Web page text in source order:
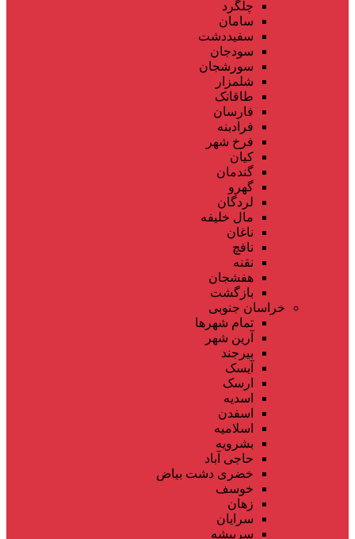
چلگرد
سامان
سفیددشت
سودجان
سورشجان
شلمزار
طاقانک
فارسان
فرادبنه
فرخ شهر
کیان
گندمان
گهرو
لردگان
مال خلیفه
ناغان
نافچ
نقنه
هفشجان
بازگشت
خراسان جنوبی
تمام شهر‌ها
آرین شهر
بیرجند
آیسک
ارسک
اسدیه
اسفدن
اسلامیه
بشرویه
حاجی آباد
خضری دشت بیاض
خوسف
زهان
سرایان
سربیشه